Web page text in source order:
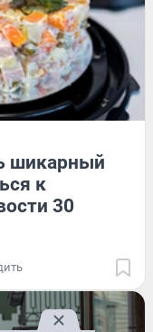
шикарный
к
30